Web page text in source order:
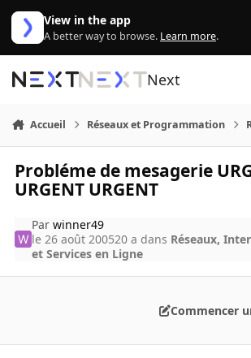
Aller au contenu
View in the app
A better way to browse. Learn more.
Next
Accueil Réseaux et Programmation
Probléme de mesagerie
URGENT URGENT
Parwinner49
le 26 août 200520 a dans Réseaux,
et Services en Ligne
Commencer